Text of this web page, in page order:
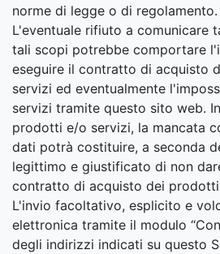
norme di legge o di regolamento.
L'eventuale rifiuto a comunicare
tali scopi potrebbe comportare
eseguire il contratto di acquisto
servizi ed eventualmente
servizi tramite questo sito web.
prodotti e/o servizi, la mancata
dati potrà costituire, a seconda
legittimo e giustificato di non
contratto di acquisto dei
L'invio facoltativo, esplicito e
elettronica tramite il modulo
degli indirizzi indicati su questo